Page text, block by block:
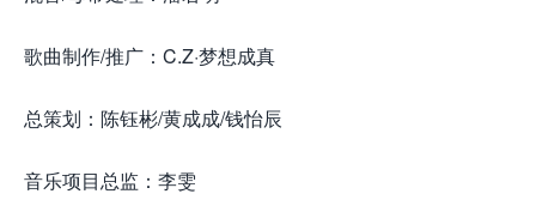
歌曲制作/推广：C.Z·梦想成真
总策划：陈钰彬/黄成成/钱怡辰
音乐项目总监：李雯